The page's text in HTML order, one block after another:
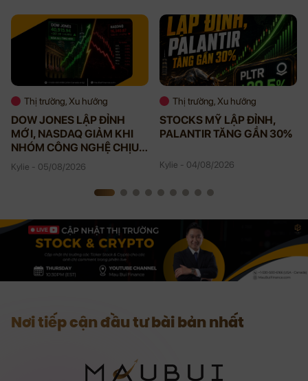
Thị trường, Xu hướng
DOW JONES LẬP ĐỈNH
MỚI, NASDAQ GIẢM KHI
NHÓM CÔNG NGHỆ CHỊU
ÁP LỰC
Kylie - 05/08/2026
Thị trường, Xu hướng
STOCKS MỸ LẬP ĐỈNH,
PALANTIR TĂNG GẦN 30%
Kylie - 04/08/2026
Nơi tiếp cận đầu tư bài bản nhất